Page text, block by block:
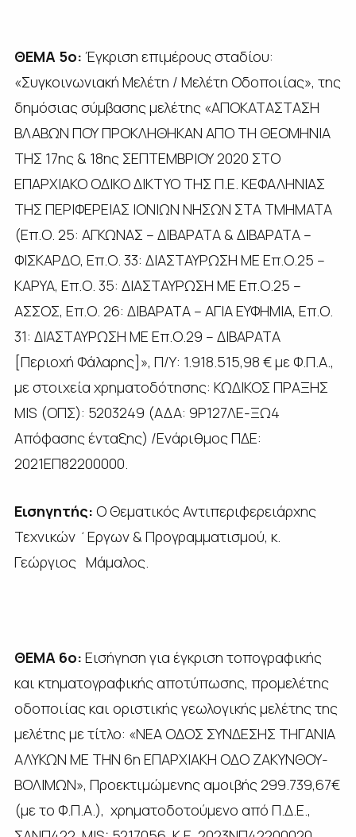
ΘΕΜΑ 5ο: Έγκριση επιμέρους σταδίου:
«Συγκοινωνιακή Μελέτη / Μελέτη Οδοποιίας», της
δημόσιας σύμβασης μελέτης «ΑΠΟΚΑΤΑΣΤΑΣΗ
ΒΛΑΒΩΝ ΠΟΥ ΠΡΟΚΛΗΘΗΚΑΝ ΑΠΟ ΤΗ ΘΕΟΜΗΝΙΑ
ΤΗΣ 17ης & 18ης ΣΕΠΤΕΜΒΡΙΟΥ 2020 ΣΤΟ
ΕΠΑΡΧΙΑΚΟ ΟΔΙΚΟ ΔΙΚΤΥΟ ΤΗΣ Π.Ε. ΚΕΦΑΛΗΝΙΑΣ
ΤΗΣ ΠΕΡΙΦΕΡΕΙΑΣ ΙΟΝΙΩΝ ΝΗΣΩΝ ΣΤΑ ΤΜΗΜΑΤΑ
(Επ.Ο. 25: ΑΓΚΩΝΑΣ – ΔΙΒΑΡΑΤΑ & ΔΙΒΑΡΑΤΑ –
ΦΙΣΚΑΡΔΟ, Επ.Ο. 33: ΔΙΑΣΤΑΥΡΩΣΗ ΜΕ Επ.Ο.25 –
ΚΑΡΥΑ, Επ.Ο. 35: ΔΙΑΣΤΑΥΡΩΣΗ ΜΕ Επ.Ο.25 –
ΑΣΣΟΣ, Επ.Ο. 26: ΔΙΒΑΡΑΤΑ – ΑΓΙΑ ΕΥΦΗΜΙΑ, Επ.Ο.
31: ΔΙΑΣΤΑΥΡΩΣΗ ΜΕ Επ.Ο.29 – ΔΙΒΑΡΑΤΑ
[Περιοχή Φάλαρης]», Π/Υ: 1.918.515,98 € με Φ.Π.Α.,
με στοιχεία χρηματοδότησης: ΚΩΔΙΚΟΣ ΠΡΑΞΗΣ
MIS (ΟΠΣ): 5203249 (ΑΔΑ: 9Ρ127ΛΕ-ΞΩ4
Απόφασης ένταξης) /Ενάριθμος ΠΔΕ:
2021ΕΠ82200000.
Εισηγητής: Ο Θεματικός Αντιπεριφερειάρχης
Τεχνικών ΄Εργων & Προγραμματισμού, κ.
Γεώργιος Μάμαλος.
ΘΕΜΑ 6ο: Εισήγηση για έγκριση τοπογραφικής
και κτηματογραφικής αποτύπωσης, προμελέτης
οδοποιίας και οριστικής γεωλογικής μελέτης της
μελέτης με τίτλο: «ΝΕΑ ΟΔΟΣ ΣΥΝΔΕΣΗΣ ΤΗΓΑΝΙΑ
ΑΛΥΚΩΝ ΜΕ ΤΗΝ 6η ΕΠΑΡΧΙΑΚΗ ΟΔΟ ΖΑΚΥΝΘΟΥ-
ΒΟΛΙΜΩΝ», Προεκτιμώμενης αμοιβής 299.739,67€
(με το Φ.Π.Α.), χρηματοδοτούμενο από Π.Δ.Ε.,